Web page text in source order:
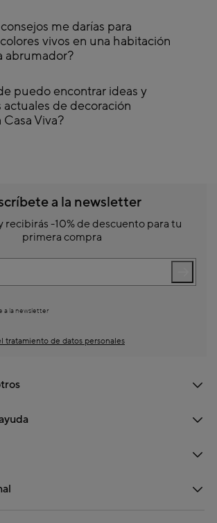
me darías para
vivos en una habitación
abrumador?
puedo encontrar ideas y
de decoración
Viva?
a la newsletter
recibirás -10% de descuento para tu
primera compra
a la newsletter
tratamiento de datos personales